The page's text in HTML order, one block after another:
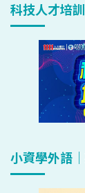
科技人才培
小資學外語